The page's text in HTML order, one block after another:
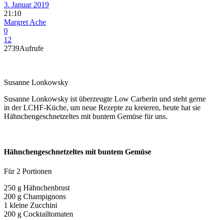
3. Januar 2019
21:10
Margret Ache
0
12
2739Aufrufe
Susanne Lonkowsky
Susanne Lonkowsky ist überzeugte Low Carberin und steht gerne
in der LCHF-Küche, um neue Rezepte zu kreieren, heute hat sie
Hähnchengeschnetzeltes mit buntem Gemüse für uns.
Hähnchengeschnetzeltes mit buntem Gemüse
Für 2 Portionen
250 g Hähnchenbrust
200 g Champignons
1 kleine Zucchini
200 g Cocktailtomaten